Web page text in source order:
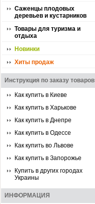
Саженцы плодовых
деревьев и кустарников
Товары для туризма и
отдыха
Новинки
Хиты продаж
Инструкция по заказу товаров
Как купить в Киеве
Как купить в Харькове
Как купить в Днепре
Как купить в Одессе
Как купить во Львове
Как купить в Запорожье
Купить в других городах
Украины
ИНФОРМАЦИЯ